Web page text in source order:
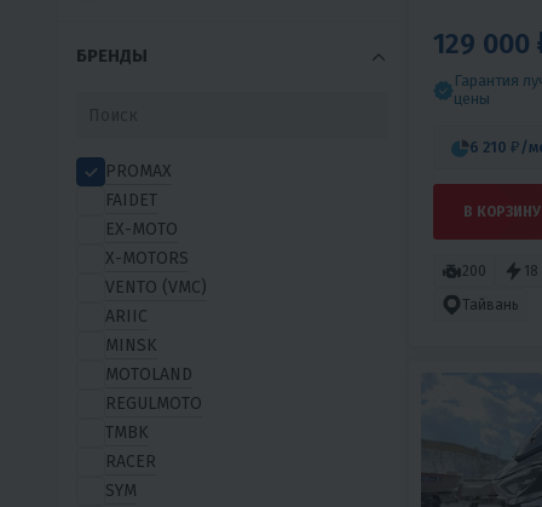
БРЕНДЫ
PROMAX
FAIDET
EX-MOTO
X-MOTORS
VENTO (VMC)
ARIIC
MINSK
MOTOLAND
REGULMOTO
TMBK
RACER
SYM
129 000
Гарантия
цены
6 210 ₽ /
В КОРЗИНУ
200 18
Тайвань